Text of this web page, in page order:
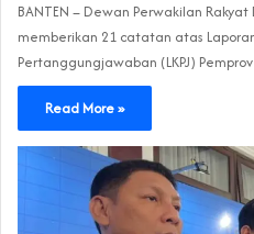
BANTEN – Dewan Perwakilan
memberikan 21 catatan atas
Pertanggungjawaban (LKPJ)
Read More »